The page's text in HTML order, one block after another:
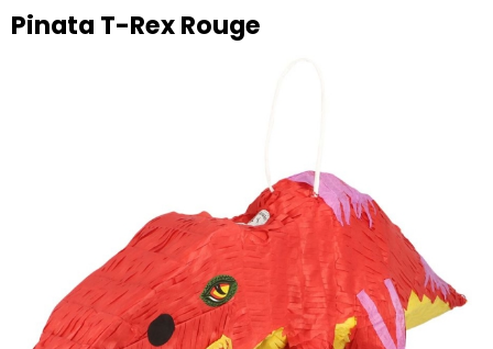
Pinata T-Rex Rouge